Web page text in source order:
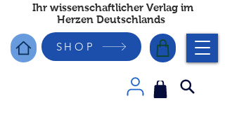
Ihr wissenschaftlicher Verlag im
Herzen Deutschlands
SHOP